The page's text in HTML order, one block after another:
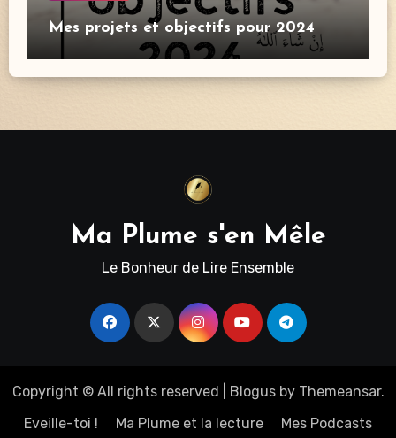
Mes projets et objectifs pour 2024
Ma Plume s'en Mêle
Le Bonheur de Lire Ensemble
Copyright © All rights reserved Blogusby Themeansar.
Eveille-toi !
Ma Plume et la lecture Mes Podcasts